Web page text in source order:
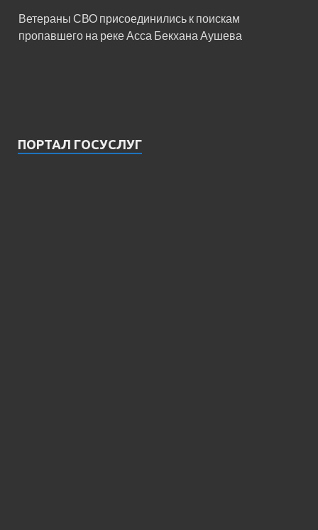
Ветераны СВО присоединились к поискам
пропавшего на реке Асса Бекхана Аушева
ПОРТАЛ ГОСУСЛУГ